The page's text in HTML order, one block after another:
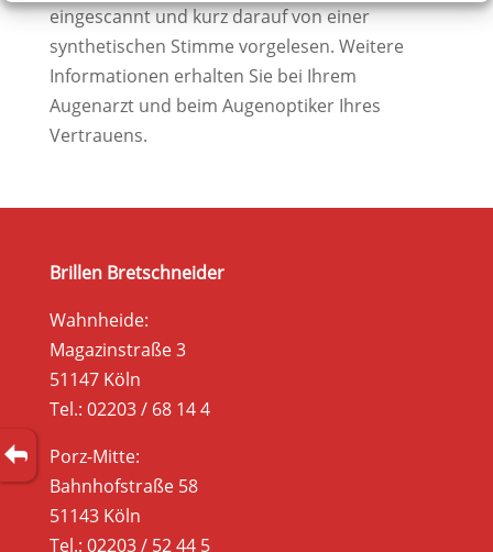
eingescannt und kurz darauf von einer
synthetischen Stimme vorgelesen. Weitere
Informationen erhalten Sie bei Ihrem
Augenarzt und beim Augenoptiker Ihres
Vertrauens.
Brillen Bretschneider
Wahnheide:
Magazinstraße 3
51147 Köln
Tel.: 02203 / 68 14 4
Porz-Mitte:
Bahnhofstraße 58
51143 Köln
Tel.: 02203 / 52 44 5